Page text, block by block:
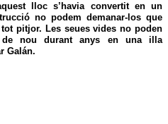
lloc s’havia convertit en un
no podem demanar-los que
pitjor. Les seues vides no poden
nou durant anys en una illa
Galán.